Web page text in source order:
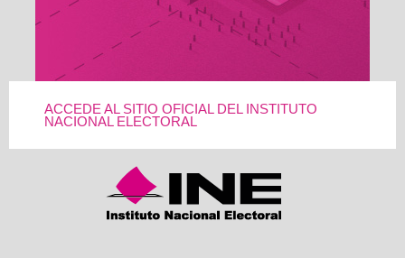
ACCEDE AL SITIO OFICIAL DEL INSTITUTO
NACIONAL ELECTORAL